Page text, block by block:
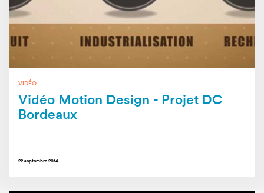
VIDÉO
Vidéo Motion Design - Projet DC
Bordeaux
22 septembre 2014